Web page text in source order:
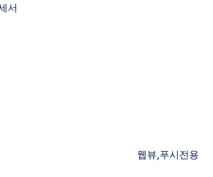
서
웹뷰,푸시전용